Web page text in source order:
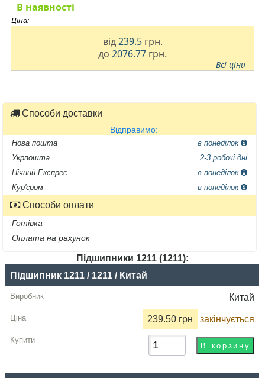
В наявності
Ціна:
від 239.5 грн.
до 2076.77 грн.
Всі ціни
Способи доставки
Відправимо:
Нова пошта
в понеділок
Укрпошта
2-3 робочі дні
Нічний Експрес
в понеділок
Кур'єром
в понеділок
Способи оплати
Готівка
Оплата на рахунок
Підшипники 1211 (1211):
Назва
Виробник
Радіальний
грн
Підшипник 1211 / 1211 / Китай
Китай
239.50 грн закінчується